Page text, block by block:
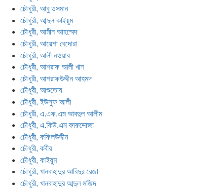
চৌধুরী, আবু ওসমান
চৌধুরী, আব্দুল কাইয়ুম
চৌধুরী, আমীন আহম্মেদ
চৌধুরী, আয়েশা বেদোরা
চৌধুরী, আলী নওয়াব
চৌধুরী, আশরাফ আলী খান
চৌধুরী, আশরাফউদ্দীন আহমদ
চৌধুরী, আশুতোষ
চৌধুরী, ইউসুফ আলী
চৌধুরী, এ.এফ.এম আবদুল আলীম
চৌধুরী, এ.কিউ.এম বদরুদ্দোজা
চৌধুরী, কফিলউদ্দীন
চৌধুরী, কবীর
চৌধুরী, কাইয়ুম
চৌধুরী, খানবাহাদুর আবিদুর রেজা
চৌধুরী, খানবাহাদুর আব্দুল মজিদ